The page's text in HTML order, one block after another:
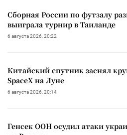
Сборная России по футзалу
выиграла турнир в Таиланде
6 августа 2026, 20:22
Китайский спутник заснял
SpaceX на Луне
6 августа 2026, 20:14
Генсек ООН осудил атаки